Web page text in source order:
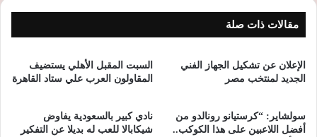
مقالات ذات صلة
الإعلان عن تشكيل الجهاز الفني
الجديد لمنتخب مصر
السبت المقبل الأهلي يستضيف
المقاولون العرب علي ستاد القاهرة
سولشاير: “كرستيانو رونالدو من
أفضل اللاعبين على هذا الكوكب..
نادي كبير بالسعودية يفاوض
شيكابالا للعب له بديلا عن التفكير